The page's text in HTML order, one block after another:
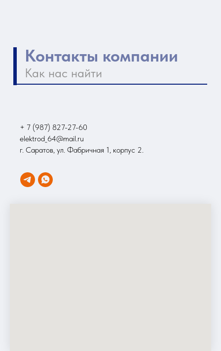
+ 7 (987) 827-27-60
elektrod_64@mail.ru
г. Саратов, ул. Фабричная 1, корпус 2.